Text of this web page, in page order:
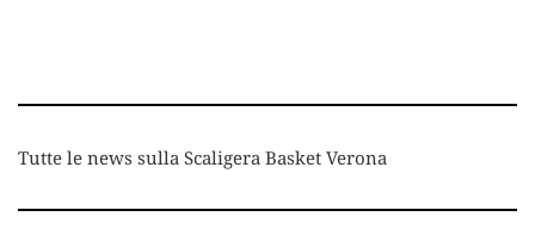
Tutte le news sulla Scaligera Basket Verona